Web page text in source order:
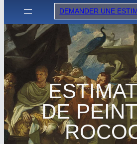
DEMANDER UNE
DE